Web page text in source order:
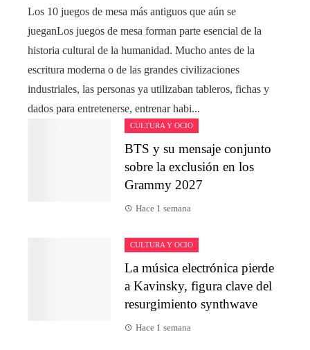
Los 10 juegos de mesa más antiguos que aún se
jueganLos juegos de mesa forman parte esencial de la
historia cultural de la humanidad. Mucho antes de la
escritura moderna o de las grandes civilizaciones
industriales, las personas ya utilizaban tableros, fichas y
dados para entretenerse, entrenar habi...
CULTURA Y OCIO
BTS y su mensaje conjunto
sobre la exclusión en los
Grammy 2027
Hace 1 semana
CULTURA Y OCIO
La música electrónica pierde
a Kavinsky, figura clave del
resurgimiento synthwave
Hace 1 semana